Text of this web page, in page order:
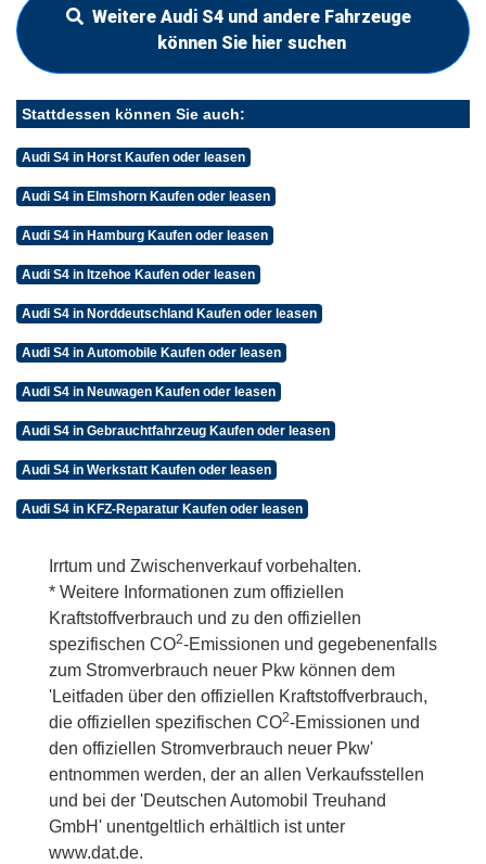
Weitere Audi S4 und andere Fahrzeuge
können Sie hier suchen
Stattdessen können Sie auch:
Audi S4 in Horst Kaufen oder leasen
Audi S4 in Elmshorn Kaufen oder leasen
Audi S4 in Hamburg Kaufen oder leasen
Audi S4 in Itzehoe Kaufen oder leasen
Audi S4 in Norddeutschland Kaufen oder leasen
Audi S4 in Automobile Kaufen oder leasen
Audi S4 in Neuwagen Kaufen oder leasen
Audi S4 in Gebrauchtfahrzeug Kaufen oder leasen
Audi S4 in Werkstatt Kaufen oder leasen
Audi S4 in KFZ-Reparatur Kaufen oder leasen
Irrtum und Zwischenverkauf vorbehalten.
* Weitere Informationen zum offiziellen
Kraftstoffverbrauch und zu den offiziellen
spezifischen CO2-Emissionen und gegebenenfalls
zum Stromverbrauch neuer Pkw können dem
'Leitfaden über den offiziellen Kraftstoffverbrauch,
die offiziellen spezifischen CO2-Emissionen und
den offiziellen Stromverbrauch neuer Pkw'
entnommen werden, der an allen Verkaufsstellen
und bei der 'Deutschen Automobil Treuhand
GmbH' unentgeltlich erhältlich ist unter
www.dat.de.